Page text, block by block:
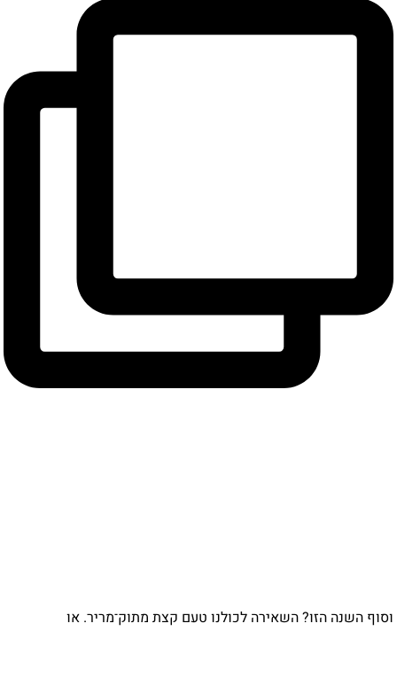
וסוף השנה הזו? השאירה לכולנו טעם קצת מתוק־מריר. או